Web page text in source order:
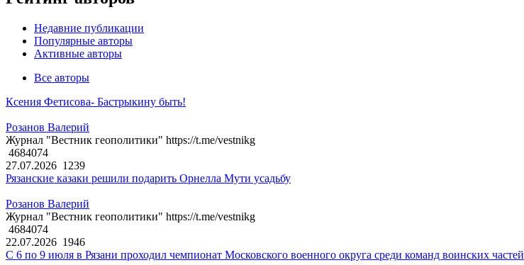
Недавние публикации
Популярные авторы
Активные авторы
Все авторы
Ксения Фетисова- Бастрыкину быть!
Розанов Валерий
Журнал "Вестник геополитики" https://t.me/vestnikg
4684074
27.07.2026 1239
Рязанские казаки решили подарить Орнелла Мути усадьбу
Розанов Валерий
Журнал "Вестник геополитики" https://t.me/vestnikg
4684074
22.07.2026 1946
С 6 по 9 июля в Рязани проходил чемпионат Московского военного округа среди команд воинских частей